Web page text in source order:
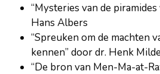
“Mysteries van de
Hans Albers
“Spreuken om de machten
kennen” door dr. Henk
“De bron van Men-Ma-at-